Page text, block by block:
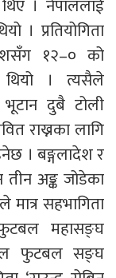
। नेपाललाई
। प्रतियोगिता
१२–० को
। त्यसैले
भूटान दुबै टोली
राख्नका लागि
। बङ्गलादेश र
अङ्क जोडेका
मात्र सहभागिता
महासङ्घ
फुटबल सङ्घ